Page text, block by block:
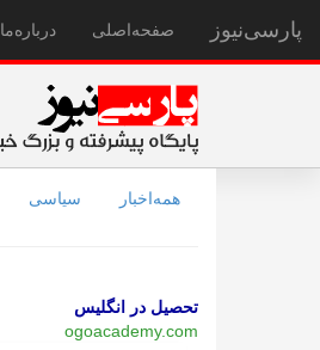
پارسی‌نیوز صفحه‌اصلی درباره‌ما
همه‌اخبار سیاسی
تحصیل در انگلیس
ogoacademy.com